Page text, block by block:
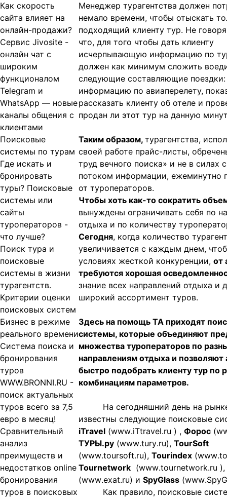
Как скорость
сайта влияет на
онлайн-продажи?
Сервис Jivosite -
онлайн чат с
широким
функционалом
Telegram и
WhatsApp — новые
каналы общения с
клиентами
Поисковые
системы по турам
Где искать и
бронировать
туры? Поисковые
системы или
сайты
туроператоров -
что лучше?
Поиск тура и
поисковые
системы в жизни
турагентств.
Критерии оценки
поисковых систем
Бизнес в режиме
реального времени
Система поиска и
бронирования
туров
WWW.BRONNI.RU -
поиск актуальных
туров всего за 7,5
евро в месяц!
Сравнительный
анализ
преимуществ и
недостатков online
бронирования
туров в поисковых
Менеджер турагентства должен
немало времени, чтобы отыскать
подходящий клиенту тур. Не
что, для того чтобы дать клиенту
исчерпывающую информацию по
должен как минимум сложить
следующие составляющие
информацию по авиаперелету,
рассказать клиенту об отеле и
продан ли этот тур на данную
Таким образом, турагентства,
своей работе прайс-листы,
труд вечного поиска» и не в силах
потоком информации, ежеминутно
от туроператоров.
Чтобы хоть как-то сократить
вынуждены ограничивать себя по
отдыха и по количеству
Сегодня, когда количество
увеличивается с каждым днем,
условиях жесткой конкуренции, от
требуются хорошая
знание всех направлений отдыха и
широкий ассортимент туров.
Здесь на помощь ТА приходят
системы, которые объединяют
множества туроператоров по
направлениям отдыха и позволяют
быстро подобрать клиенту тур по
комбинациям параметров.
На сегодняшний день на
известны следующие поисковые
iTravel (www.iTtravel.ru ) , Форос (
ТУРЫ.ру (www.tury.ru), TourSoft
(www.toursoft.ru), Tourindex (www.
Tournetwork (www.tournetwork.ru ),
(www.exat.ru) и SpyGlass (www.
Как правило, поисковые